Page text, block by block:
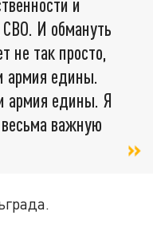
СВО. И обмануть
не так просто,
армия едины.
армия едины. Я
важную